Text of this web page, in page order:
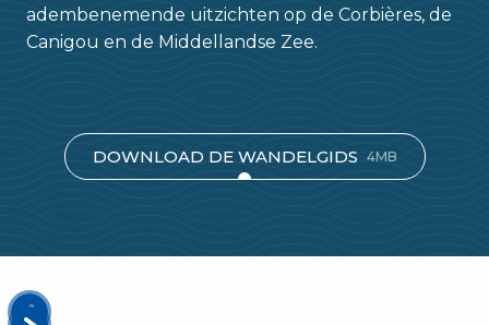
adembenemende uitzichten op de Corbières, de
Canigou en de Middellandse Zee.
DOWNLOAD DE WANDELGIDS 4MB